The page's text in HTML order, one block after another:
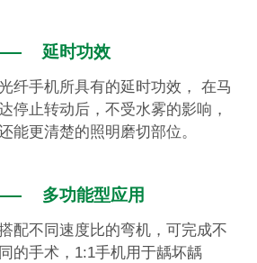
延时功效
纤手机所具有的延时功效， 在马
停止转动后，不受水雾的影响，
能更清楚的照明磨切部位。
多功能型应用
配不同速度比的弯机，可完成不
同的手术，1:1手机用于龋坏龋